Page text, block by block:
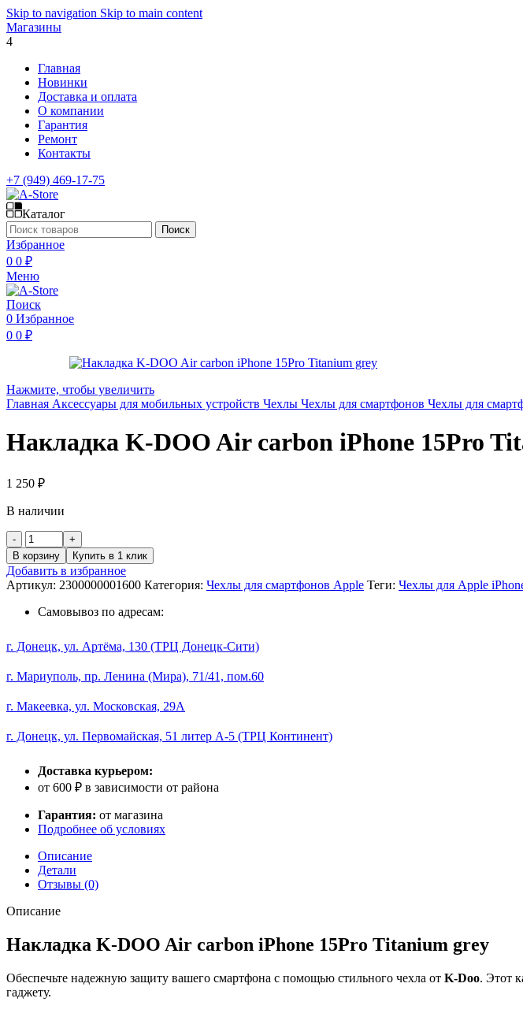
Skip to navigation Skip to main content
Магазины
4
Главная
Новинки
Доставка и оплата
О компании
Гарантия
Ремонт
Контакты
+7 (949) 469-17-75
Каталог
Поиск
Избранное
0 0 ₽
Меню
Поиск
0 Избранное
0 0 ₽
Нажмите, чтобы увеличить
Главная Аксессуары для мобильных устройств Чехлы Чехлы для смартфонов Чехлы для
Накладка K-DOO Air carbon iPhone 15Pro
1 250 ₽
В наличии
Количество
товара
Накладка
K-
DOO
Air
15Pro
grey
В корзину Купить в 1 клик
Добавить в избранное
Артикул: 2300000001600 Категория: Чехлы для смартфонов Apple Теги: Чехлы для Apple
Самовывоз по адресам:
г. Донецк, ул. Артёма, 130 (ТРЦ Донецк-Сити)
г. Мариуполь, пр. Ленина (Мира), 71/41, пом.60
г. Макеевка, ул. Московская, 29А
г. Донецк, ул. Первомайская, 51 литер А-5 (ТРЦ Континент)
Доставка курьером:
от 600 ₽ в зависимости от района
Гарантия: от магазина
Подробнее об условиях
Описание
Детали
Отзывы (0)
Описание
Накладка K-DOO Air carbon iPhone 15Pro Titanium grey
Обеспечьте надежную защиту вашего смартфона с помощью стильного чехла от K-Doo. Этот
гаджету.